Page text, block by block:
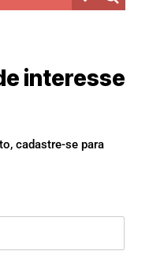
interesse
cadastre-se para